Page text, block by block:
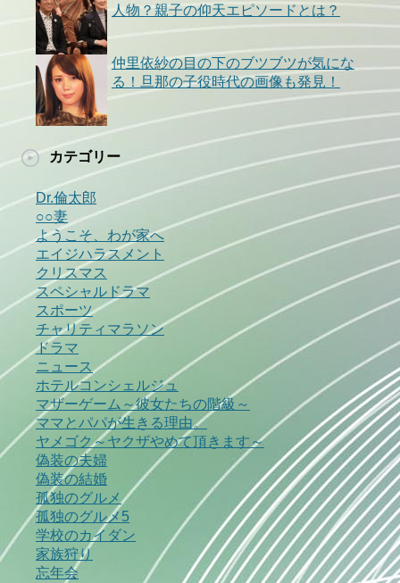
人物？親子の仰天エピソードとは？
仲里依紗の目の下のブツブツが気にな
る！旦那の子役時代の画像も発見！
カテゴリー
Dr.倫太郎
○○妻
ようこそ、わが家へ
エイジハラスメント
クリスマス
スペシャルドラマ
スポーツ
チャリティマラソン
ドラマ
ニュース
ホテルコンシェルジュ
マザーゲーム～彼女たちの階級～
ママとパパが生きる理由。
ヤメゴク～ヤクザやめて頂きます～
偽装の夫婦
偽装の結婚
孤独のグルメ
孤独のグルメ5
学校のカイダン
家族狩り
忘年会